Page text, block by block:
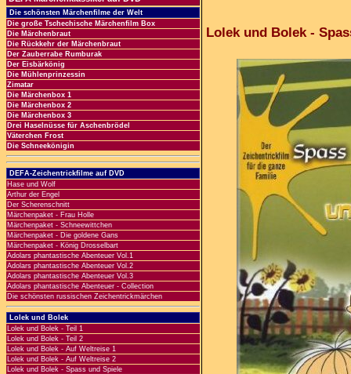
Die schönsten Märchenfilme der Welt
Die große Tschechische Märchenfilm Box
Die Märchenbraut
Die Rückkehr der Märchenbraut
Der Zauberrabe Rumburak
Der Eisbärkönig
Die Mühlenprinzessin
Zimatar
Die Märchenbox 1
Die Märchenbox 2
Die Märchenbox 3
Drei Haselnüsse für Aschenbrödel
Väterchen Frost
Die Schneekönigin
DEFA-Zeichentrickfilme auf DVD
Hase und Wolf
Arthur der Engel
Der Scherenschnitt
Märchenpaket - Frau Holle
Märchenpaket - Schneewittchen
Märchenpaket - Die goldene Gans
Märchenpaket - König Drosselbart
Adolars phantastische Abenteuer Vol.1
Adolars phantastische Abenteuer Vol.2
Adolars phantastische Abenteuer Vol.3
Adolars phantastische Abenteuer - Collection
Die schönsten russischen Zeichentrickmärchen
Lolek und Bolek
Lolek und Bolek - Teil 1
Lolek und Bolek - Teil 2
Lolek und Bolek - Auf Weltreise 1
Lolek und Bolek - Auf Weltreise 2
Lolek und Bolek - Spass und Spiele
Lolek und Bolek -